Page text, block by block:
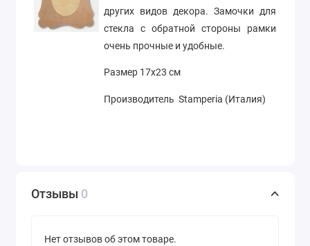
других видов декора. Замочки для
стекла с обратной стороны рамки
очень прочные и удобные.
Размер 17х23 см
Производитель Stamperia (Италия)
Отзывы 0
Нет отзывов об этом товаре.